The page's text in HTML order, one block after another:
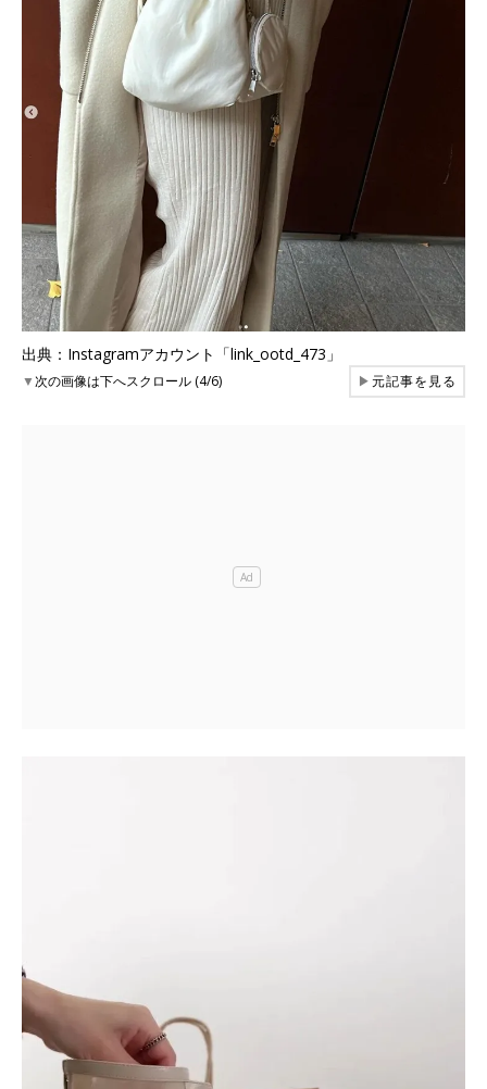
出典：Instagramアカウント「link_ootd_473」
▼次の画像は下へスクロール (4/6) ▶元記事を見る